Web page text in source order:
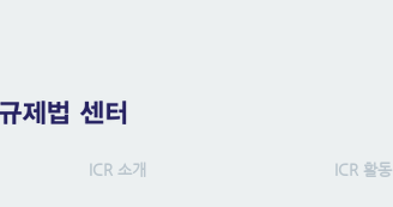
ICR 소개 ICR 활동